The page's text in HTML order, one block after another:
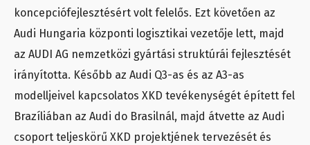
koncepciófejlesztésért volt felelős. Ezt követően az
Audi Hungaria központi logisztikai vezetője lett, majd
az AUDI AG nemzetközi gyártási struktúrái fejlesztését
irányította. Később az Audi Q3-as és az A3-as
modelljeivel kapcsolatos XKD tevékenységét épített fel
Brazíliában az Audi do Brasilnál, majd átvette az Audi
csoport teljeskörű XKD projektjének tervezését és